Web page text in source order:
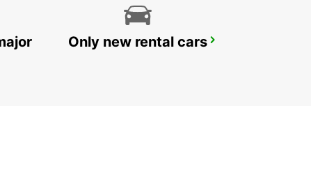
PALMERSTON NORTH AIRPORT
Only new rental cars